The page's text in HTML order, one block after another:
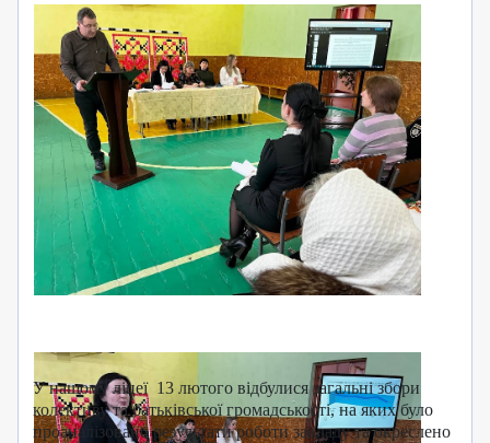
У нашому ліцеї 13 лютого відбулися загальні збори
колективу та батьківської громадськості, на яких було
проаналізовано результати роботи закладу та окреслено